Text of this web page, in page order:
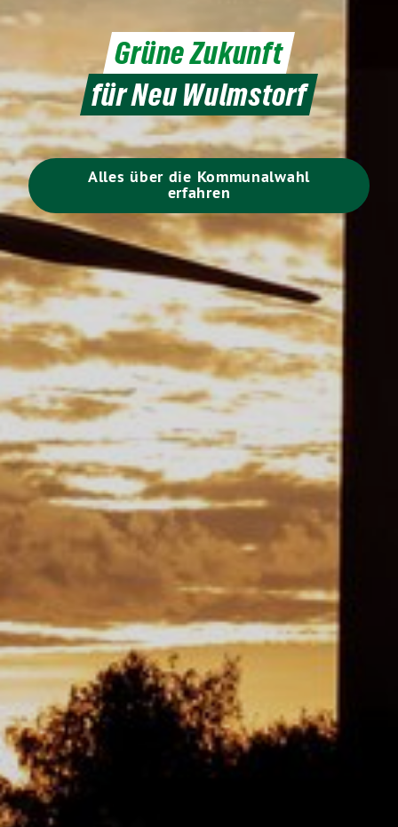
Grüne Zukunft
für Neu Wulmstorf
Alles über die Kommunalwahl
erfahren